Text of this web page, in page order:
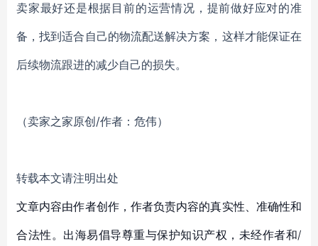
卖家最好还是根据目前的运营情况，提前做好应对的准
备，找到适合自己的物流配送解决方案，这样才能保证在
后续物流跟进的减少自己的损失。
（卖家之家原创/作者：危伟）
转载本文请注明出处
文章内容由作者创作，作者负责内容的真实性、准确性和
合法性。出海易倡导尊重与保护知识产权，未经作者和/